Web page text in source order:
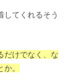
してくれるそう
だけでなく、な
。